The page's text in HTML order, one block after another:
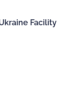
Facility